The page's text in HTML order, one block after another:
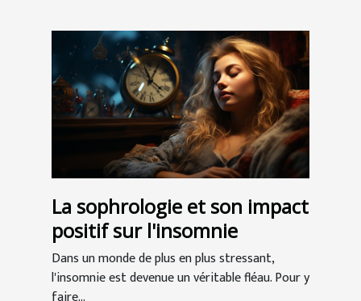
La sophrologie et son impact
positif sur l'insomnie
Dans un monde de plus en plus stressant,
l'insomnie est devenue un véritable fléau. Pour y